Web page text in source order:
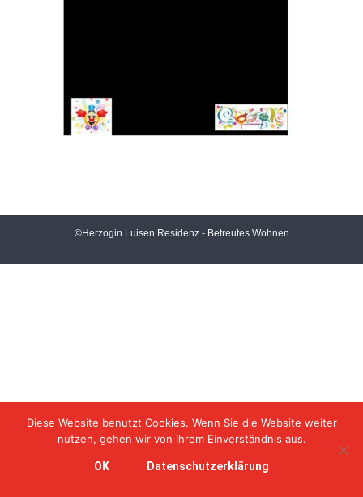
©Herzogin Luisen Residenz - Betreutes Wohnen
Diese Website benutzt Cookies. Wenn Sie die Website weiter
nutzen, gehen wir von Ihrem Einverständnis aus.
OK Datenschutzerklärung